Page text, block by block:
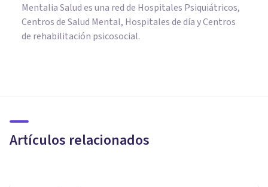
Mentalia Salud es una red de Hospitales Psiquiátricos,
Centros de Salud Mental, Hospitales de día y Centros
de rehabilitación psicosocial.
Artículos relacionados
consulta